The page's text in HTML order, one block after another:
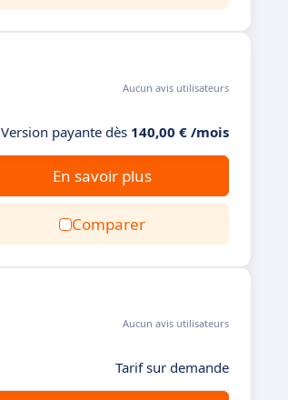
Aucun avis utilisateurs
Version payante dès 140,00 € /mois
En savoir plus
Comparer
Aucun avis utilisateurs
Tarif sur demande